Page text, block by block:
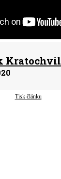
Kratochvíl
Tisk článku